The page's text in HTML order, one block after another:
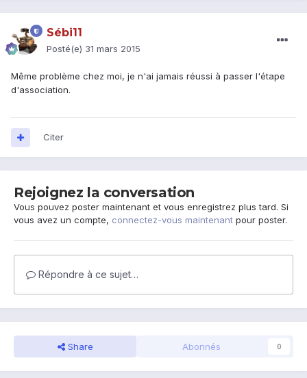
Sébi11
Posté(e) 31 mars 2015
Même problème chez moi, je n'ai jamais réussi à passer l'étape
d'association.
Citer
Rejoignez la conversation
Vous pouvez poster maintenant et vous enregistrez plus tard. Si
vous avez un compte, connectez-vous maintenant pour poster.
Répondre à ce sujet…
Share Abonnés 0